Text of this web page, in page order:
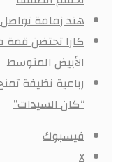
هند زمامة
كازا تحتضن قمة
الأبيض المتوسط
رباعية نظيفة
“كان السيدات”
فيسبوك
X